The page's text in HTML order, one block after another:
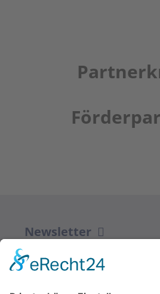
Newsletter
ZUR ANMELDUNG